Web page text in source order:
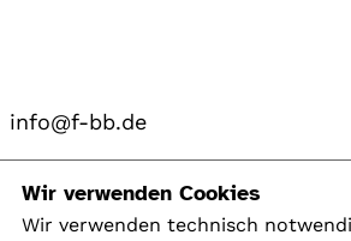
info@f-bb.de
Navigation
Wir verwenden Cookies
Wir verwenden technisch